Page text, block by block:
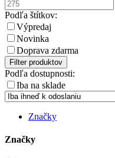
Podľa štítkov:
Výpredaj
Novinka
Doprava zdarma
Filter produktov
Podľa dostupnosti:
Iba na sklade
Značky
Značky